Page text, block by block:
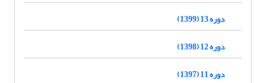
دوره 13 (1399)
دوره 12 (1398)
دوره 11 (1397)